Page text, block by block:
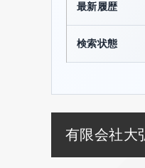
最新履歴
検索状態
有限会社大